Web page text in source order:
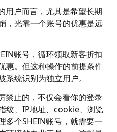
用户而言，尤其是希望长期
，光靠一个账号的优惠是远
账号，循环领取新客折扣
惠。但这种操作的前提条件
统识别为独立用户。
禁止的，不仅会看你的登录
纹、IP地址、cookie、浏览
多个SHEIN账号，就需要一